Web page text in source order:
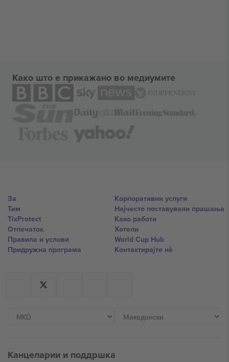
Како што е прикажано во медиумите
За
Тим
TixProtect
Отпечаток
Правила и услови
Придружна програма
Корпоративни услуги
Најчесто поставувани прашања
Како работи
Хотели
World Cup Hub
Контактирајте нѐ
Канцеларии и поддршка